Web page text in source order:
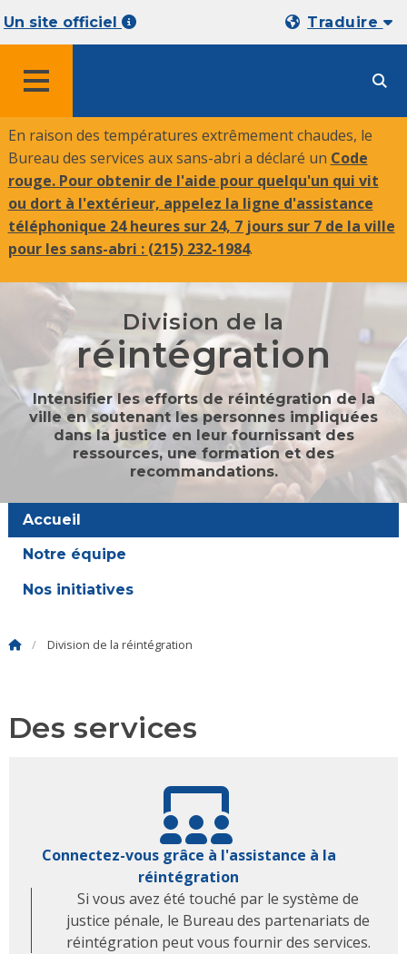
Un site officiel Traduire
En raison des températures extrêmement chaudes, le
Bureau des services aux sans-abri a déclaré un Code
rouge. Pour obtenir de l'aide pour quelqu'un qui vit
ou dort à l'extérieur, appelez la ligne d'assistance
téléphonique 24 heures sur 24, 7 jours sur 7 de la ville
pour les sans-abri : (215) 232-1984.
Division de la
réintégration
Intensifier les efforts de réintégration de la
ville en soutenant les personnes impliquées
dans la justice en leur fournissant des
ressources, une formation et des
recommandations.
Accueil
Notre équipe
Nos initiatives
Division de la réintégration
Des services
Connectez-vous grâce à l'assistance à la
réintégration
Si vous avez été touché par le système de
justice pénale, le Bureau des partenariats de
réintégration peut vous fournir des services.